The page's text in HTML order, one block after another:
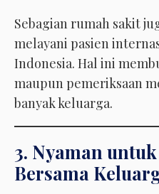
Sebagian rumah sakit
melayani pasien
Indonesia. Hal ini
maupun pemeriksaan
banyak keluarga.
3. Nyaman
Bersama